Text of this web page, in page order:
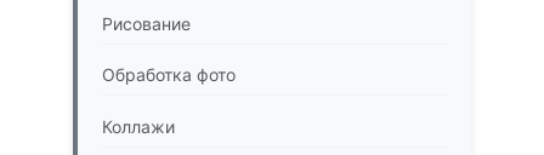
Рисование
Обработка фото
Коллажи